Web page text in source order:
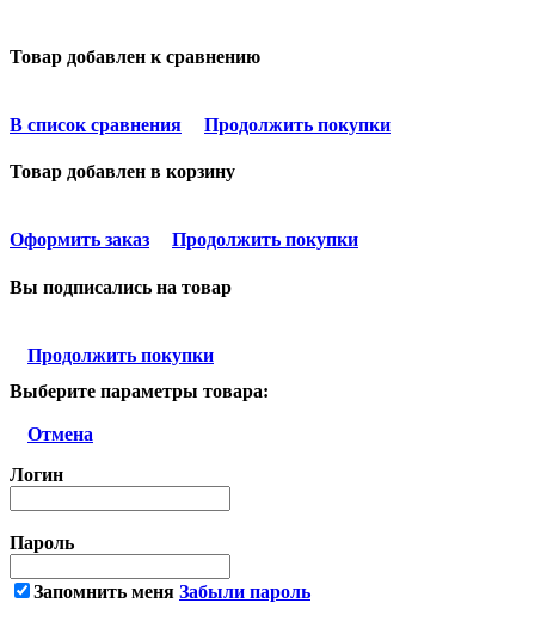
Товар добавлен к сравнению
В список сравнения Продолжить покупки
Товар добавлен в корзину
Оформить заказ Продолжить покупки
Вы подписались на товар
Продолжить покупки
Выберите параметры товара:
Отмена
Логин
Пароль
Запомнить меня Забыли пароль